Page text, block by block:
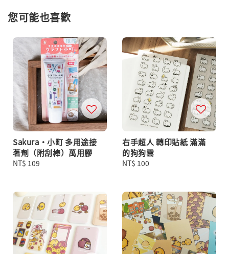
您可能也喜歡
Sakura・小町 多用途接
著劑（附刮棒）萬用膠
Regular
NT$ 109
右手超人 轉印貼紙 滿滿
的狗狗雲
Regular
NT$ 100